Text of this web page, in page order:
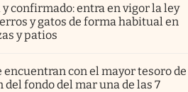
confirmado: entra en vigor la ley
y gatos de forma habitual en
y patios
encuentran con el mayor tesoro de
fondo del mar una de las 7